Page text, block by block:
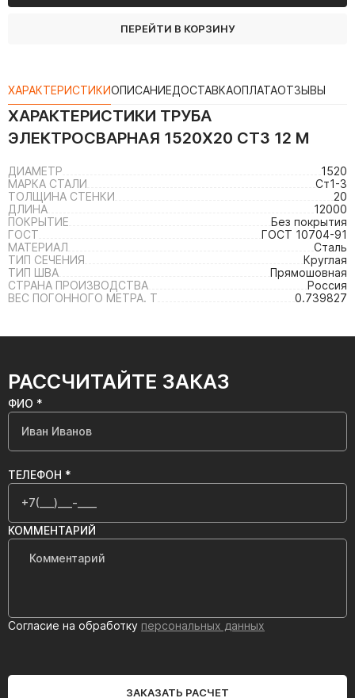
ПЕРЕЙТИ В КОРЗИНУ
ХАРАКТЕРИСТИКИОПИСАНИЕДОСТАВКАОПЛАТАОТЗЫВЫ
ХАРАКТЕРИСТИКИ ТРУБА
ЭЛЕКТРОСВАРНАЯ 1520Х20 СТ3 12 М
ДИАМЕТР
1520
МАРКА СТАЛИ
Ст1-3
ТОЛЩИНА СТЕНКИ
20
ДЛИНА
12000
ПОКРЫТИЕ
Без покрытия
ГОСТ
ГОСТ 10704-91
МАТЕРИАЛ
Сталь
ТИП СЕЧЕНИЯ
Круглая
ТИП ШВА
Прямошовная
СТРАНА ПРОИЗВОДСТВА
Россия
ВЕС ПОГОННОГО МЕТРА. Т
0.739827
РАССЧИТАЙТЕ ЗАКАЗ
ФИО *
ТЕЛЕФОН *
КОММЕНТАРИЙ
Согласие на обработку персональных данных
ЗАКАЗАТЬ РАСЧЕТ